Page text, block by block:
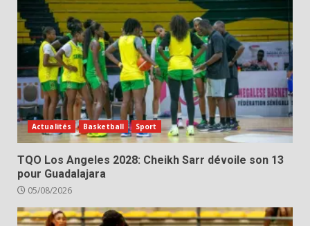
Actualités Basketball Sport
TQO Los Angeles 2028: Cheikh Sarr dévoile son 13
pour Guadalajara
05/08/2026